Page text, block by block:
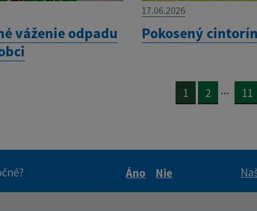
váženie odpadu
17.06.2026
Pokosený cintorín
1 2 ... 11
Áno
Nie